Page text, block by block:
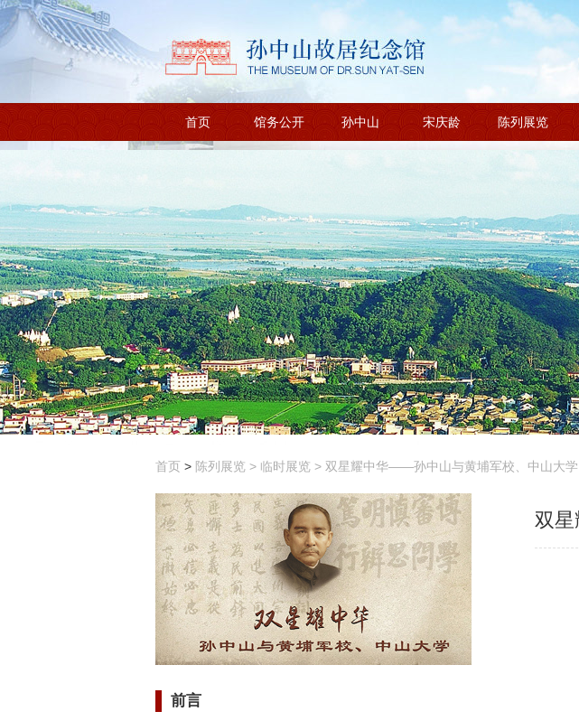
首页 馆务公开 孙中山 宋庆龄 陈列展览
首页 > 陈列展览 > 临时展览 > 双星耀中华——孙中山与黄埔军校、中山大学
双
前言